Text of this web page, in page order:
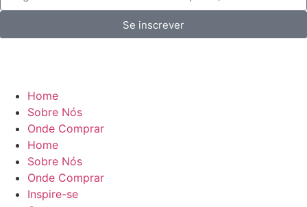
Se inscrever
Home
Sobre Nós
Onde Comprar
Home
Sobre Nós
Onde Comprar
Inspire-se